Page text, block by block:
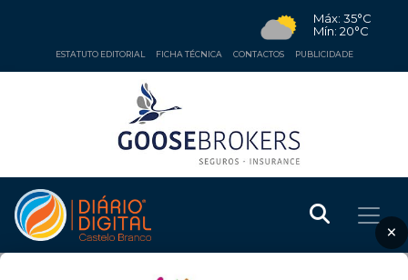
Máx: 35°C
Mín: 20°C
ESTATUTO EDITORIAL FICHA TÉCNICA CONTACTOS PUBLICIDADE
×